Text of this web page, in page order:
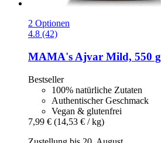
2 Optionen
4.8 (42)
MAMA's Ajvar Mild, 550 g
Bestseller
100% natürliche Zutaten
Authentischer Geschmack
Vegan & glutenfrei
7,99 € (14,53 € / kg)